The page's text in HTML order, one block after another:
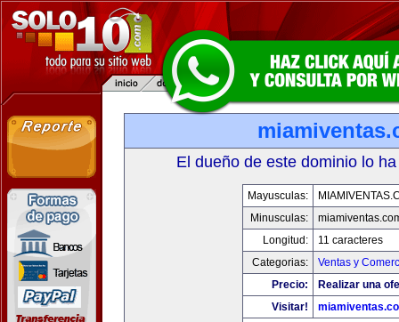
El dueño de este dominio lo
Mayusculas:
Minusculas:
Longitud:
11 caracteres
Categorias:
Ventas y
Precio:
Realizar una
Visitar!